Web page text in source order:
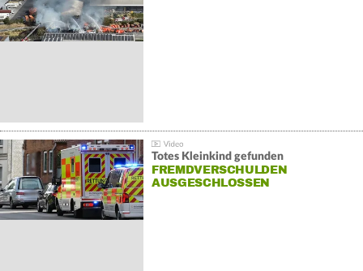
Totes Kleinkind gefunden
FREMDVERSCHULDEN
AUSGESCHLOSSEN